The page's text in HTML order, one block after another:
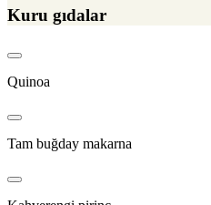
Kuru gıdalar
Quinoa
Tam buğday makarna